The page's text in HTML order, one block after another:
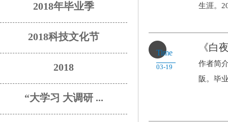
2018年毕业季
2018科技文化节
2018
“大学习 大调研 ...
生涯。
Time
03-19
《白
作者简
阪。毕